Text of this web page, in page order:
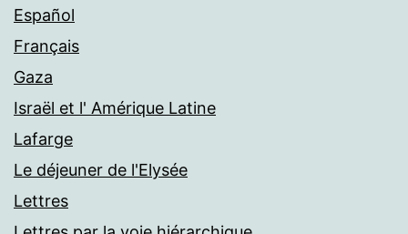
Español
Français
Gaza
Israël et l' Amérique Latine
Lafarge
Le déjeuner de l'Elysée
Lettres